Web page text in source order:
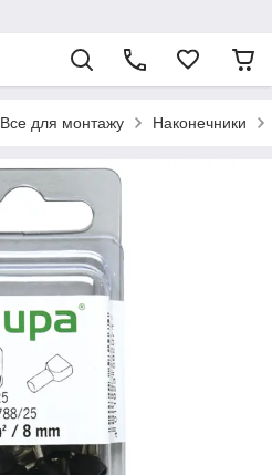
Все для монтажу Наконечники